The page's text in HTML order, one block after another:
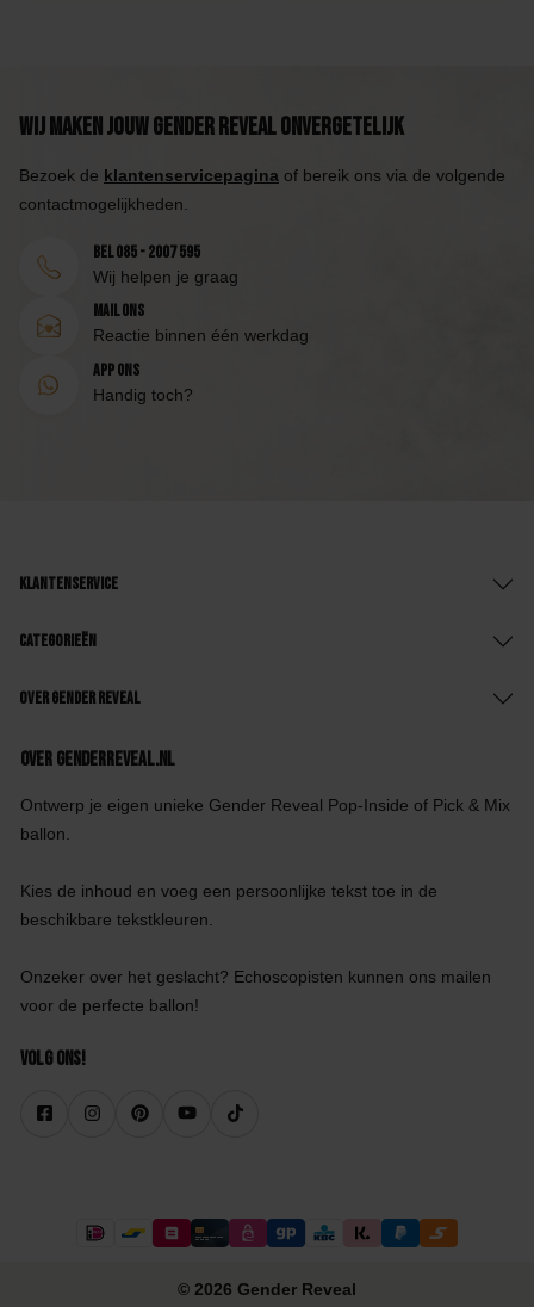
Wij maken jouw Gender Reveal onvergetelijk
Bezoek de klantenservicepagina of bereik ons via de volgende
contactmogelijkheden.
Bel 085 - 2007 595
Wij helpen je graag
Mail ons
Reactie binnen één werkdag
App ons
Handig toch?
Klantenservice
Categorieën
Over Gender Reveal
Over GenderReveal.nl
Ontwerp je eigen unieke Gender Reveal Pop-Inside of Pick & Mix
ballon.
Kies de inhoud en voeg een persoonlijke tekst toe in de
beschikbare tekstkleuren.
Onzeker over het geslacht? Echoscopisten kunnen ons mailen
voor de perfecte ballon!
Volg ons!
© 2026 Gender Reveal